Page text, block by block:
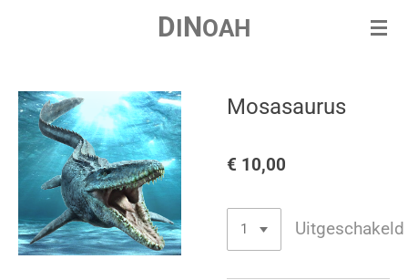
de
hoofdinhoud
DINOAH
Mosasaurus
€ 10,00
Uitgeschakeld